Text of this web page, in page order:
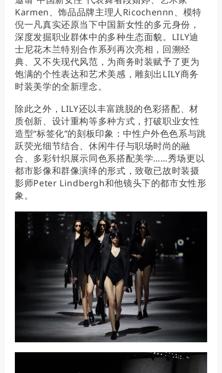
Karmen、饰品品牌主理人Ricochennn、模特
倪一凡真实还原当下中国新女性的多元身份，
深度发掘职业群体中的多种生态面貌。LILY迪
士尼花木兰特别合作系列再次亮相，回溯经
典、又不失现代风范，为商务时装赋予了更为
饱满的个性表达和艺术美感，雕刻出LILY商务
时装美学的全新理念。
除此之外，LILY还以丰富跳脱的色彩搭配、材
质创新、设计重构等多种方式，打破职业女性
造型“标签化”的刻板印象：中性户外色色系与跳
跃荧光细节结合、休闲牛仔与职场时尚的融
合、多彩针织展示同色系搭配美学……秀场更以
都市影像和群像演绎的形式，致敬已故时装摄
影师Peter Lindbergh和他镜头下的都市女性形
象。